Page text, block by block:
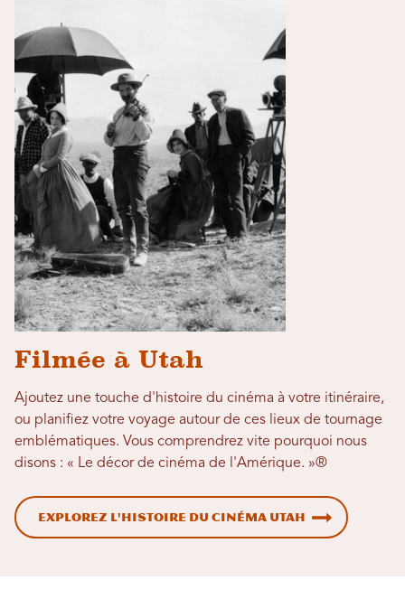
Filmée à Utah
Ajoutez une touche d'histoire du cinéma à votre itinéraire,
ou planifiez votre voyage autour de ces lieux de tournage
emblématiques. Vous comprendrez vite pourquoi nous
disons : « Le décor de cinéma de l'Amérique. »®
Explorez l'histoire du cinéma Utah